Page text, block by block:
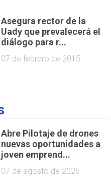
Asegura rector de la
Uady que prevalecerá el
diálogo para r...
07 de febrero de 2015
Abre Pilotaje de drones
nuevas oportunidades a
joven emprend...
07 de agosto de 2026